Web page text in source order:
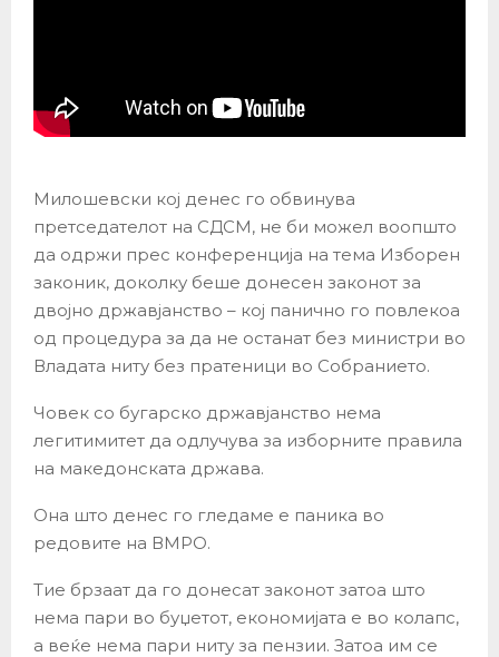
Милошевски кој денес го обвинува
претседателот на СДСМ, не би можел воопшто
да одржи прес конференција на тема Изборен
законик, доколку беше донесен законот за
двојно државјанство – кој панично го повлекоа
од процедура за да не останат без министри во
Владата ниту без пратеници во Собранието.
Човек со бугарско државјанство нема
легитимитет да одлучува за изборните правила
на македонската држава.
Она што денес го гледаме е паника во
редовите на ВМРО.
Тие брзаат да го донесат законот затоа што
нема пари во буџетот, економијата е во колапс,
а веќе нема пари ниту за пензии. Затоа им се